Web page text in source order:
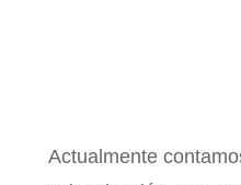
Actualmente